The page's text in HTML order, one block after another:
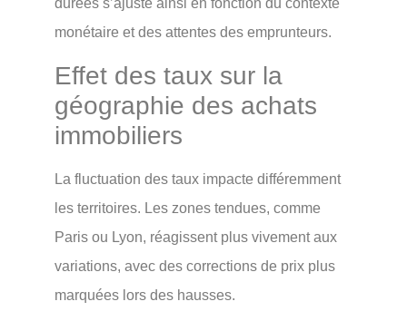
durées s’ajuste ainsi en fonction du contexte
monétaire et des attentes des emprunteurs.
Effet des taux sur la
géographie des achats
immobiliers
La fluctuation des taux impacte différemment
les territoires. Les zones tendues, comme
Paris ou Lyon, réagissent plus vivement aux
variations, avec des corrections de prix plus
marquées lors des hausses.